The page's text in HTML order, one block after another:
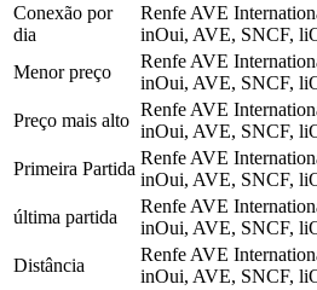
Conexão por
dia
Renfe AVE
inOui, AVE, SNCF,
Menor preço
Renfe AVE
inOui, AVE, SNCF,
Preço mais alto
Renfe AVE
inOui, AVE, SNCF,
Primeira Partida
Renfe AVE
inOui, AVE, SNCF,
última partida
Renfe AVE
inOui, AVE, SNCF,
Distância
Renfe AVE
inOui, AVE, SNCF,